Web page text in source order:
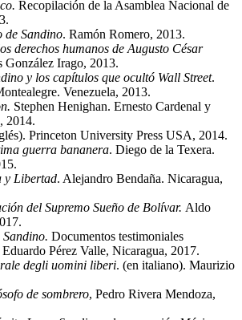
Recopilación de la Asamblea Nacional de
de Sandino. Ramón Romero, 2013.
derechos humanos de Augusto César
González Irago, 2013.
y los capítulos que ocultó Wall Street.
Venezuela, 2013.
Stephen Henighan. Ernesto Cardenal y
2014.
Princeton University Press USA, 2014.
guerra bananera. Diego de la Texera.
y Libertad. Alejandro Bendaña. Nicaragua,
del Supremo Sueño de Bolívar. Aldo
Sandino. Documentos testimoniales
Pérez Valle, Nicaragua, 2017.
degli uomini liberi. (en italiano). Maurizio
de sombrero, Pedro Rivera Mendoza,